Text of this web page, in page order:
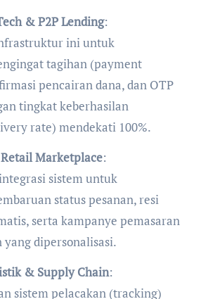
& P2P Lending:
ini untuk
tagihan (payment
pencairan dana, dan OTP
tingkat keberhasilan
rate) mendekati 100%.
Marketplace:
sistem untuk
status pesanan, resi
serta kampanye pemasaran
yang dipersonalisasi.
& Supply Chain:
sistem pelacakan (tracking)